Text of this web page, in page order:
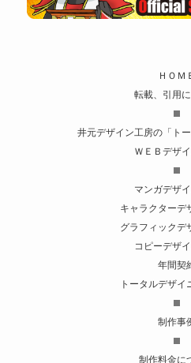
ＨＯＭ
転載、引用
井元デザイン工房の「ト
ＷＥＢデザ
マンガデザ
キャラクターデ
グラフィックデ
コピーデザ
年間契
トータルデザイ
制作事
制作料金に